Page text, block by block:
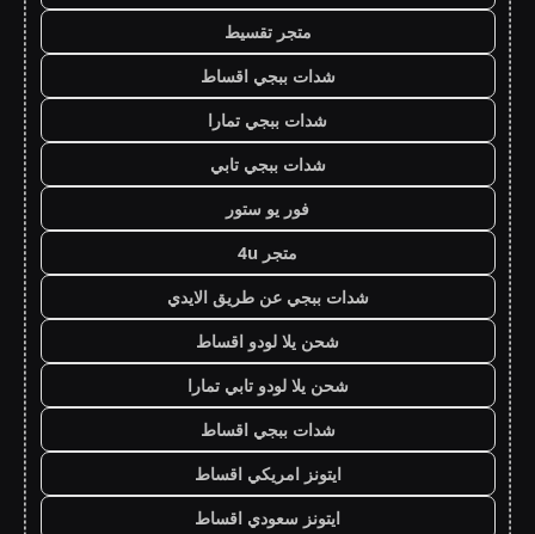
متجر تقسيط
شدات ببجي اقساط
شدات ببجي تمارا
شدات ببجي تابي
فور يو ستور
متجر 4u
شدات ببجي عن طريق الايدي
شحن يلا لودو اقساط
شحن يلا لودو تابي تمارا
شدات ببجي اقساط
ايتونز امريكي اقساط
ايتونز سعودي اقساط